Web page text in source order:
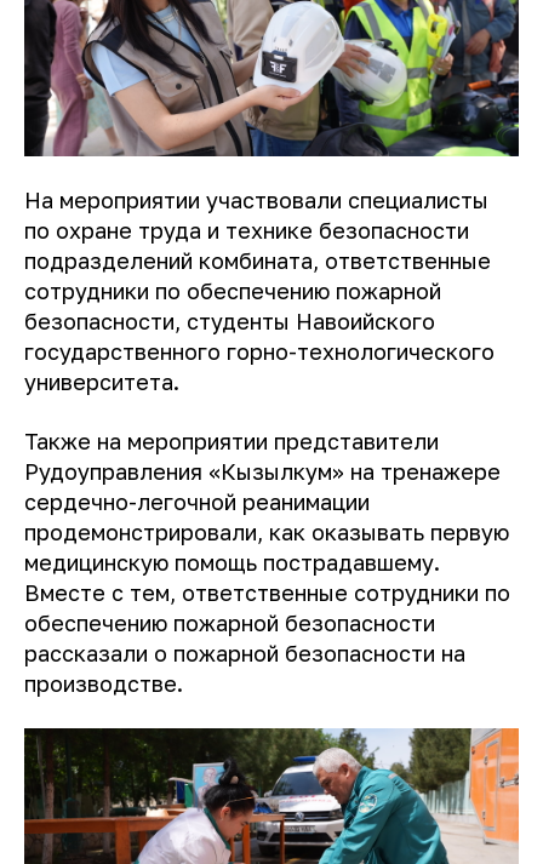
На мероприятии участвовали специалисты
по охране труда и технике безопасности
подразделений комбината, ответственные
сотрудники по обеспечению пожарной
безопасности, студенты Навоийского
государственного горно-технологического
университета.
Также на мероприятии представители
Рудоуправления «Кызылкум» на тренажере
сердечно-легочной реанимации
продемонстрировали, как оказывать первую
медицинскую помощь пострадавшему.
Вместе с тем, ответственные сотрудники по
обеспечению пожарной безопасности
рассказали о пожарной безопасности на
производстве.